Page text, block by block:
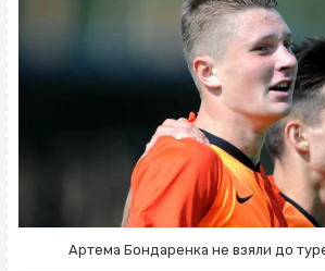
Артема Бондаренка не взяли до